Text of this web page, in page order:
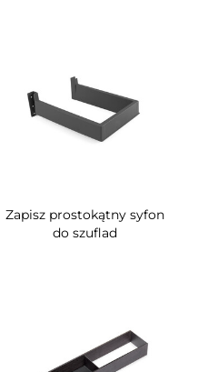
Zapisz prostokątny syfon
do szuflad